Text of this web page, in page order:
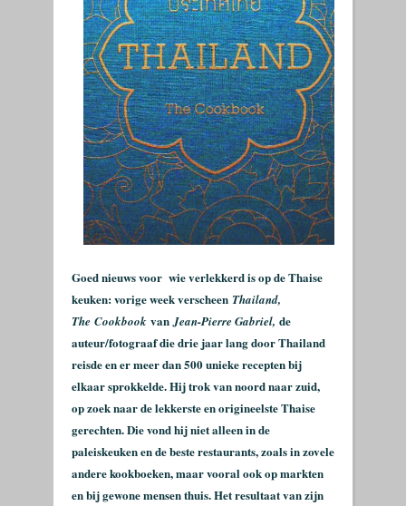
Goed nieuws voor wie verlekkerd is op de Thaise
keuken: vorige week verscheen Thailand,
The Cookbook van Jean-Pierre Gabriel, de
auteur/fotograaf die drie jaar lang door Thailand
reisde en er meer dan 500 unieke recepten bij
elkaar sprokkelde. Hij trok van noord naar zuid,
op zoek naar de lekkerste en origineelste Thaise
gerechten. Die vond hij niet alleen in de
paleiskeuken en de beste restaurants, zoals in zovele
andere kookboeken, maar vooral ook op markten
en bij gewone mensen thuis. Het resultaat van zijn